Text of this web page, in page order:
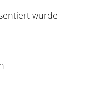
wurde